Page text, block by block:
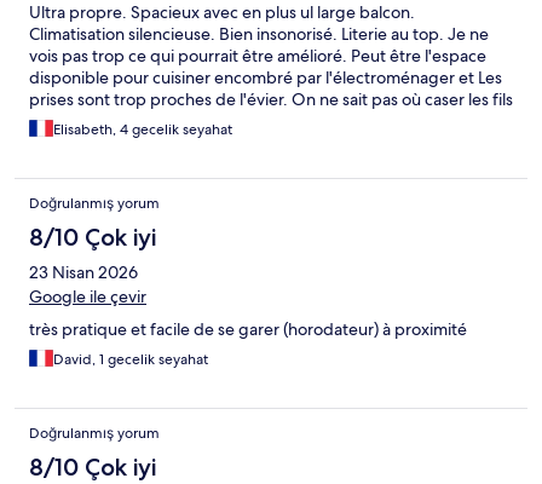
Ultra propre. Spacieux avec en plus ul large balcon.
Climatisation silencieuse. Bien insonorisé. Literie au top. Je ne
vois pas trop ce qui pourrait être amélioré. Peut être l'espace
disponible pour cuisiner encombré par l'électroménager et Les
prises sont trop proches de l'évier. On ne sait pas où caser les fils
électriques entre évier et plaques. Mais se sont des détails.
Elisabeth, 4 gecelik seyahat
Doğrulanmış yorum
8/10 Çok iyi
23 Nisan 2026
Google ile çevir
très pratique et facile de se garer (horodateur) à proximité
David, 1 gecelik seyahat
Doğrulanmış yorum
8/10 Çok iyi